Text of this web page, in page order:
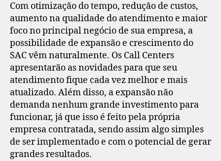
Com otimização do tempo, redução de custos,
aumento na qualidade do atendimento e maior
foco no principal negócio de sua empresa, a
possibilidade de expansão e crescimento do
SAC vêm naturalmente. Os Call Centers
apresentarão as novidades para que seu
atendimento fique cada vez melhor e mais
atualizado. Além disso, a expansão não
demanda nenhum grande investimento para
funcionar, já que isso é feito pela própria
empresa contratada, sendo assim algo simples
de ser implementado e com o potencial de gerar
grandes resultados.